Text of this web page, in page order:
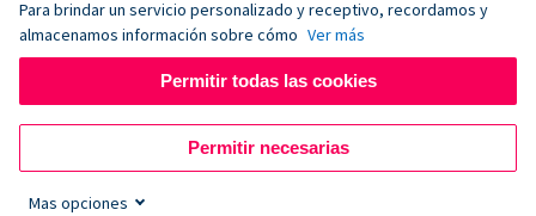
Para brindar un servicio personalizado y receptivo, recordamos y
almacenamos información sobre cómo Ver más
Permitir todas las cookies
Permitir necesarias
Mas opciones